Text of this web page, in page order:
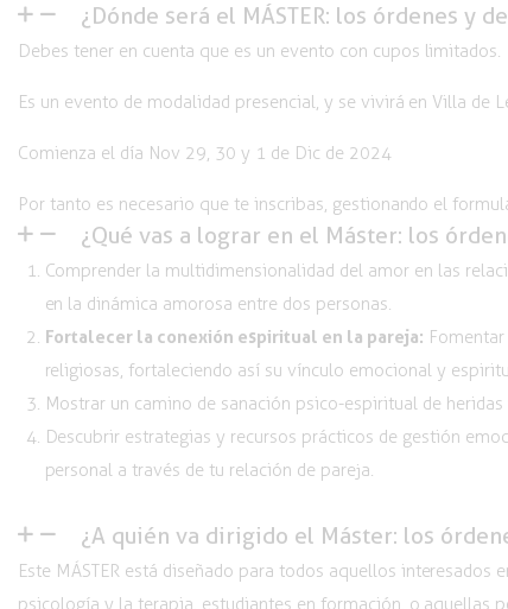
¿Dónde será el MÁSTER: los órdenes y
Debes tener en cuenta que es un evento con cupos limitados.
Es un evento de modalidad presencial, y se vivirá en Villa de
Comienza el día Nov 29, 30 y 1 de Dic de 2024
Por tanto es necesario que te inscribas, gestionando el
¿Qué vas a lograr en el Máster: los
Comprender la multidimensionalidad del amor en las
en la dinámica amorosa entre dos personas.
Fortalecer la conexión espiritual en la pareja:
religiosas, fortaleciendo así su vínculo emocional y
Mostrar un camino de sanación psico-espiritual de
Descubrir estrategias y recursos prácticos de gestión
personal a través de tu relación de pareja.
¿A quién va dirigido el Máster: los
Este MÁSTER está diseñado para todos aquellos
psicología y la terapia, estudiantes en formación, o aquellas